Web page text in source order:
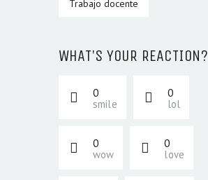
Trabajo docente
WHAT'S YOUR REACTION?
0
smile
0
lol
0
wow
0
love